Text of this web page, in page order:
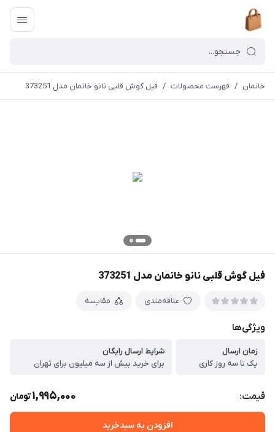
خانمان / فهرست محصولات / فیل گوش قلبی نانو خانمان مدل 373251
فیل گوش قلبی نانو خانمان مدل 373251
علاقه‌مندی مقایسه
ویژگی‌ها
زمان ارسال
یک تا سه روز کاری
شرایط ارسال رایگان
برای خرید بیش از سه میلیون برای تهران
قیمت: 1,995,000تومان
افزودن به سبدخرید